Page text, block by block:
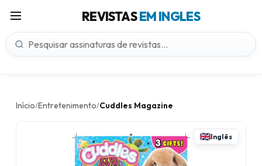
REVISTASEM INGLES
Início/Entretenimento/Cuddles Magazine
Inglês